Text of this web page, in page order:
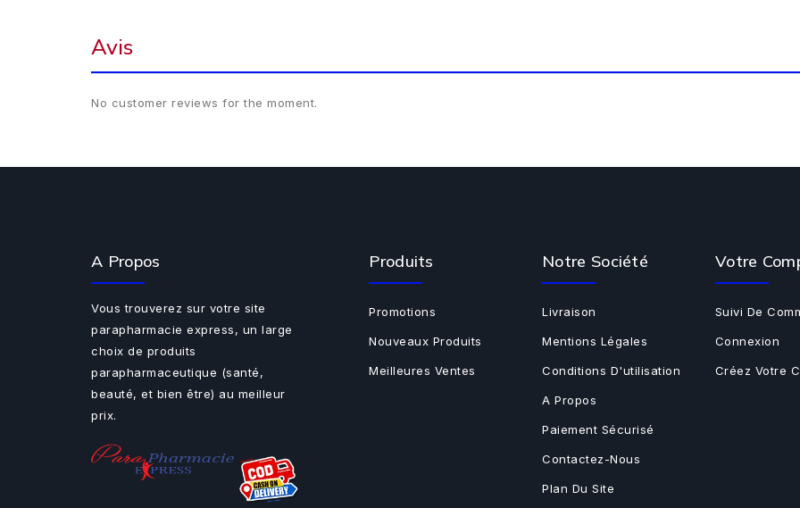
Avis
No customer reviews for the moment.
A Propos
Vous trouverez sur votre site
parapharmacie express, un large
choix de produits
parapharmaceutique (santé,
beauté, et bien être) au meilleur
prix.
Produits
Promotions
Nouveaux Produits
Meilleures Ventes
Notre Société
Livraison
Mentions Légales
Conditions D'utilisation
A Propos
Paiement Sécurisé
Contactez-Nous
Plan Du Site
Votre
Suivi De
Connexion
Créez Votre